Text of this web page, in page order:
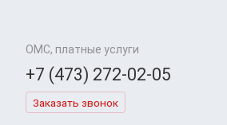
ОМС, платные услуги
+7 (473) 272-02-05
Заказать звонок